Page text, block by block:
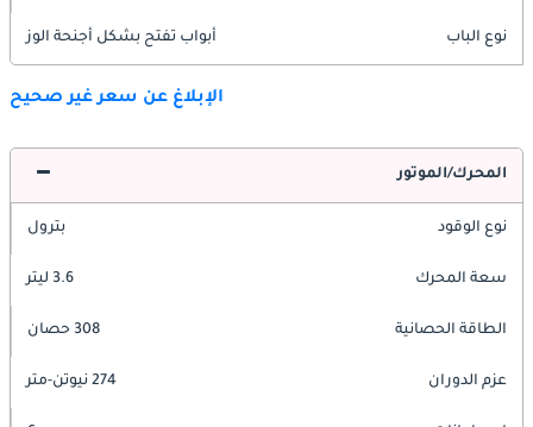
نوع الباب أبواب تفتح بشكل أجنحة الوز
الإبلاغ عن سعر غير صحيح
المحرك/الموتور
نوع الوقود بترول
سعة المحرك 3.6 ليتر
الطاقة الحصانية 308 حصان
عزم الدوران 274 نيوتن-متر